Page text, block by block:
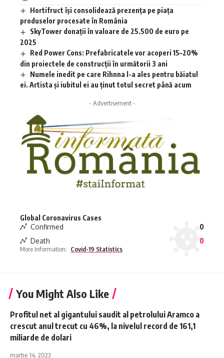
Hortifruct își consolidează prezența pe piața
produselor procesate în România
SkyTower donații în valoare de 25.500 de euro pe
2025
Red Power Cons: Prefabricatele vor acoperi 15–20%
din proiectele de construcții în următorii 3 ani
Numele inedit pe care Rihnna l-a ales pentru băiatul
ei. Artista și iubitul ei au ținut totul secret până acum
- Advertisement -
Global Coronavirus Cases
Confirmed
0
Death
0
More Information: Covid-19 Statistics
You Might Also Like
Profitul net al gigantului saudit al petrolului Aramco a
crescut anul trecut cu 46%, la nivelul record de 161,1
miliarde de dolari
martie 14, 2023